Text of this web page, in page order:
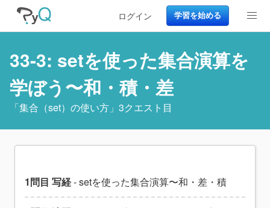
ログイン 学習を始める
33-3: setを使った集合演算を
学ぼう〜和・積・差
「集合（set）の使い方 」3クエスト目
1問目 写経- setを使った集合演算〜和・差・積